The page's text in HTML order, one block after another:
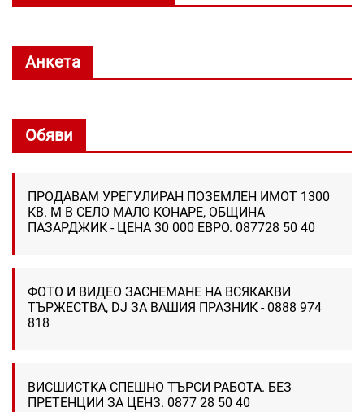
Анкета
Обяви
ПРОДАВАМ УРЕГУЛИРАН ПОЗЕМЛЕН ИМОТ 1300
КВ. М В СЕЛО МАЛО КОНАРЕ, ОБЩИНА
ПАЗАРДЖИК - ЦЕНА 30 000 ЕВРО. 087728 50 40
ФОТО И ВИДЕО ЗАСНЕМАНЕ НА ВСЯКАКВИ
ТЪРЖЕСТВА, DJ ЗА ВАШИЯ ПРАЗНИК - 0888 974
818
ВИСШИСТКА СПЕШНО ТЪРСИ РАБОТА. БЕЗ
ПРЕТЕНЦИИ ЗА ЦЕНЗ. 0877 28 50 40